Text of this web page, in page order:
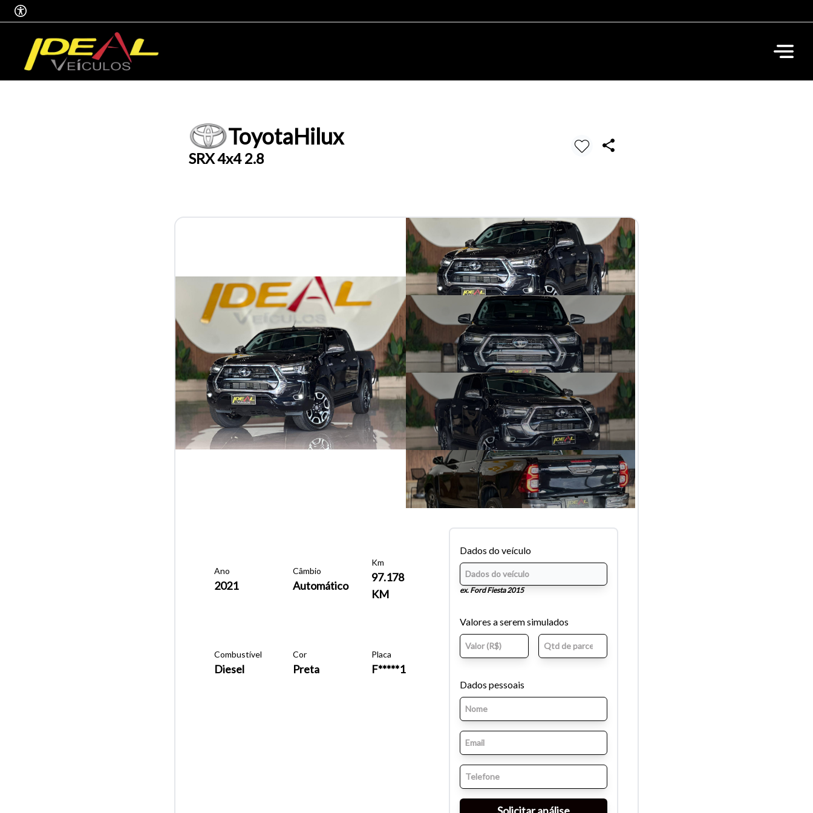
ToyotaHilux
SRX 4x4 2.8
Ano
2021
Câmbio
Automático
Km
97.178
KM
Combustível
Diesel
Cor
Preta
Placa
F*****1
Dados do veículo
ex. Ford Fiesta 2015
Valores a serem simulados
Dados pessoais